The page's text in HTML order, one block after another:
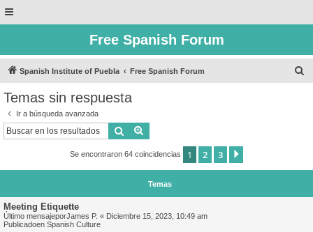
Free Spanish Forum
Spanish Institute of Puebla Free Spanish Forum
Temas sin respuesta
Ir a búsqueda avanzada
Buscar
Se encontraron 64 coincidencias 1 2 3
Temas
Meeting Etiquette
Último mensajeporJames P. « Diciembre 15, 2023, 10:49 am
Publicadoen Spanish Culture